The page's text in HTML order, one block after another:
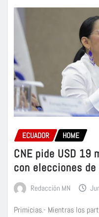
ECUADOR HOME
CNE pide USD
con elecciones
Redacción MN
Primicias.- Mientras los